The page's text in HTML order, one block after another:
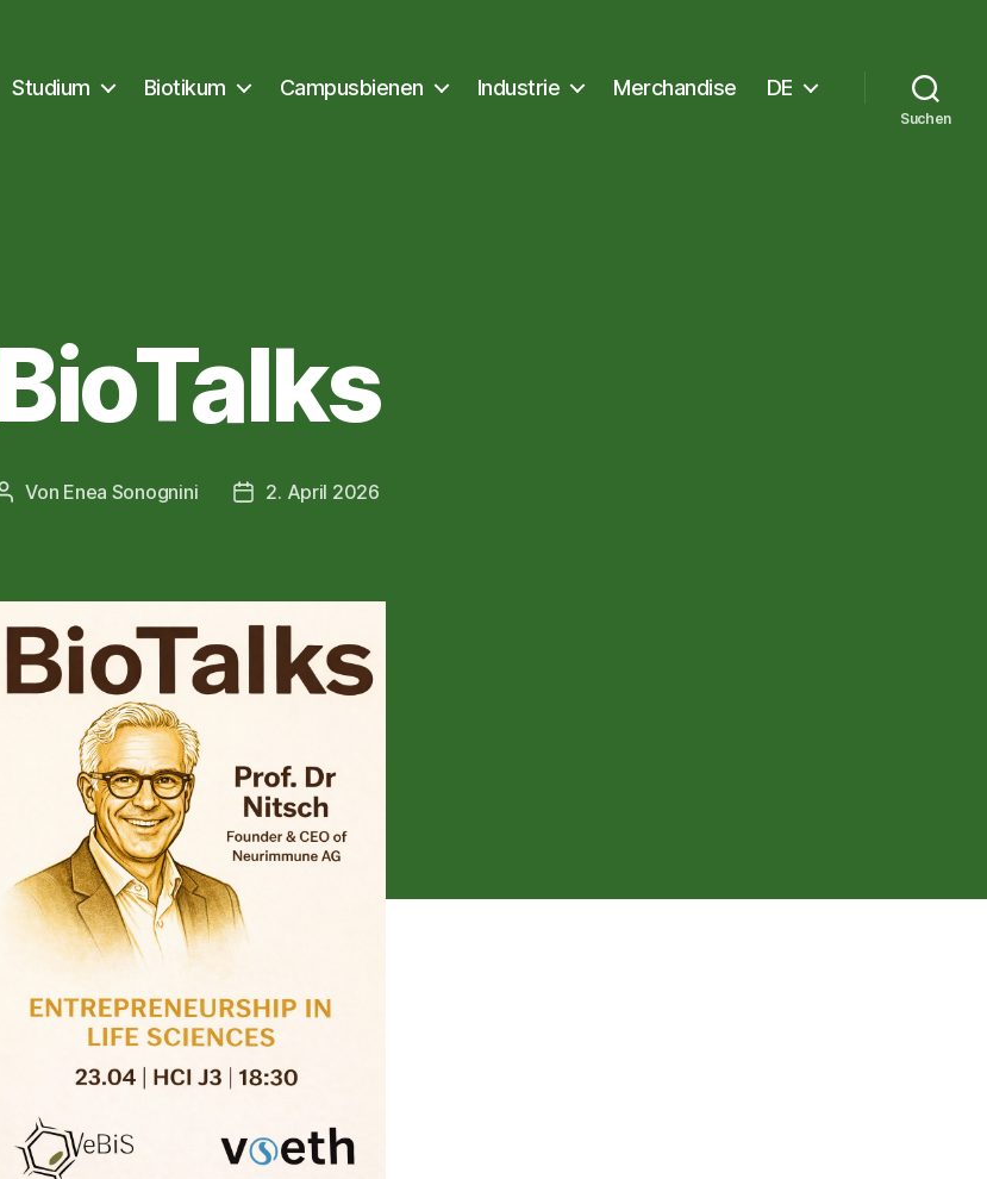
Studium Biotikum Campusbienen Industrie Merchandise DE
Suchen
BioTalks
Beitragsautor
Von Enea Sonognini Veröffentlichungsdatum
2. April 2026